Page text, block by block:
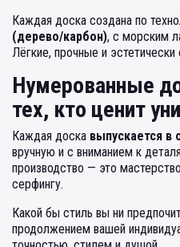
Каждая доска создана по
(дерево/карбон), с морским
Лёгкие, прочные и
Нумерованные
тех, кто ценит
Каждая доска выпускается в
вручную и с вниманием к
производство — это
серфингу.
Какой бы стиль вы ни
продолжением вашей